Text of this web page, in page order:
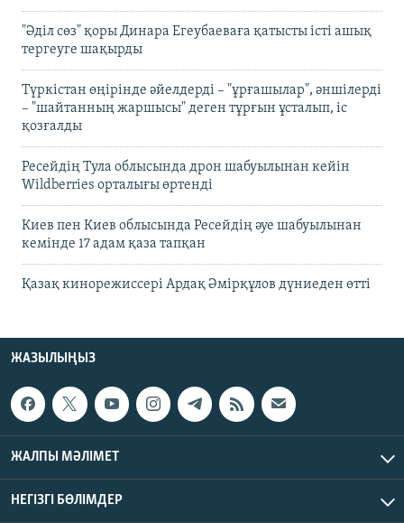
"Әділ сөз" қоры Динара Егеубаеваға қатысты істі ашық
тергеуге шақырды
Түркістан өңірінде әйелдерді – "ұрғашылар", әншілерді
– "шайтанның жаршысы" деген тұрғын ұсталып, іс
қозғалды
Ресейдің Тула облысында дрон шабуылынан кейін
Wildberries орталығы өртенді
Киев пен Киев облысында Ресейдің әуе шабуылынан
кемінде 17 адам қаза тапқан
Қазақ кинорежиссері Ардақ Әмірқұлов дүниеден өтті
ЖАЗЫЛЫҢЫЗ
ЖАЛПЫ МӘЛІМЕТ
НЕГІЗГІ БӨЛІМДЕР